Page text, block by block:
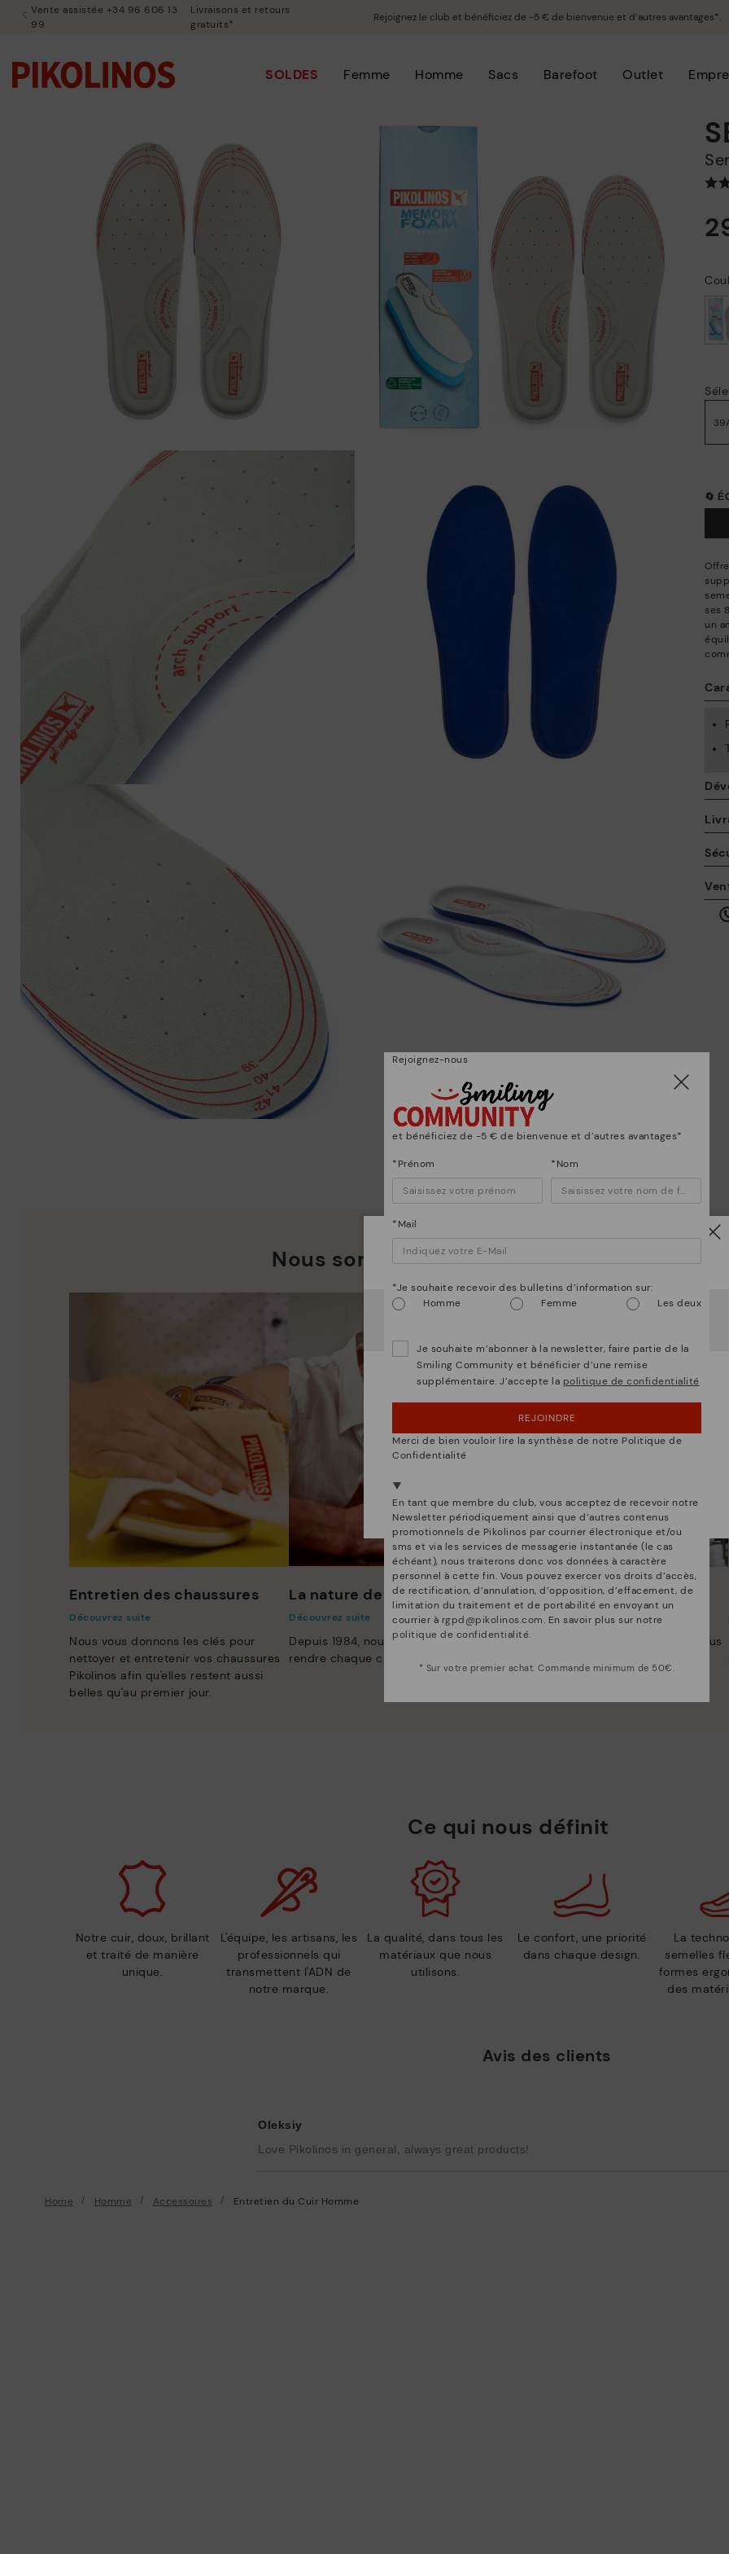
Vente assistée +34 96 606 13
99
Livraisons et retours
gratuits*
Rejoignez le club et bénéficiez de -5 € de bienvenue et d’autres avantages*.
SOLDES Femme Homme Sacs Barefoot Outlet
🔄
ses
un
Nous sommes bien plus que des
Entretien des chaussures
Découvrez suite
Nous vous donnons les clés pour
nettoyer et entretenir vos chaussures
Pikolinos afin qu'elles restent aussi
belles qu'au premier jour.
La nature de Pikolinos
Découvrez suite
Depuis 1984, nous nous efforçons de
rendre chaque chaussure unique.
Innovation
Découvrez suite
Le cuir est ce qui nous définit et nous
Ce qui nous définit
Notre cuir, doux, brillant
et traité de manière
unique.
L'équipe, les artisans, les
professionnels qui
transmettent l'ADN de
notre marque.
La qualité, dans tous les
matériaux que nous
utilisons.
Le confort, une priorité
dans chaque design.
La
semelles
formes
des
Avis des clients
Oleksiy
Love Pikolinos in general, always great products!
Home Homme Accessoires Entretien du Cuir Homme
Attention !
Il semble que vous êtes en États-Unis
et vous allez
OUPS... JE ME SUIS TROMPÉ, JE VEUX RESTER
NON, JE VEUX ALLER SUR LE SITE WEB DU
LUXEMBOURG
Sélectionnez la vôtreici.
Rejoignez-nous
et bénéficiez de -5 € de bienvenue et d’autres avantages*
*Prénom *Nom
*Mail
*Je souhaite recevoir des bulletins d’information sur:
Homme
Femme Les deux
Je souhaite m’abonner à la newsletter, faire partie de la
Smiling Community et bénéficier d’une remise
supplémentaire. J’accepte la politique de confidentialité
REJOINDRE
Merci de bien vouloir lire la synthèse de notre Politique de
Confidentialité
En tant que membre du club, vous acceptez de recevoir notre
Newsletter périodiquement ainsi que d’autres contenus
promotionnels de Pikolinos par courrier électronique et/ou
sms et via les services de messagerie instantanée (le cas
échéant), nous traiterons donc vos données à caractère
personnel à cette fin. Vous pouvez exercer vos droits d’accès,
de rectification, d’annulation, d’opposition, d’effacement, de
limitation du traitement et de portabilité en envoyant un
courrier à rgpd@pikolinos.com. En savoir plus sur notre
politique de confidentialité.
* Sur votre premier achat. Commande minimum de 50€.